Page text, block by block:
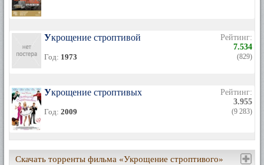
Укрощение строптивой
Год: 1973
Рейтинг:
7.534
(829)
Укрощение строптивых
Год: 2009
Рейтинг:
3.955
(9 283)
Скачать торренты фильма «Укрощение строптивого»